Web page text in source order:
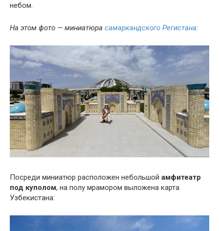
небом.
На этом фото — миниатюра самаркандского Регистана:
Посреди миниатюр расположен небольшой амфитеатр
под куполом, на полу мрамором выложена карта
Узбекистана: